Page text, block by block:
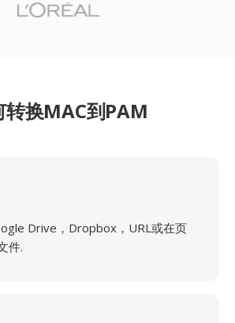
转换MAC到PAM
Drive，Dropbox，URL或在页
件.